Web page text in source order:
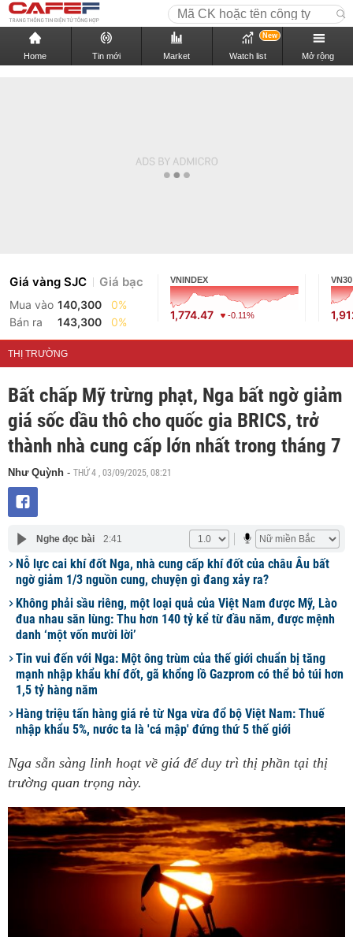
Home Tin mới Market Watch list
New
Mở rộng
Giá vàng SJC Giá bạc
Mua vào 140,300
0%
Bán ra
143,300 0%
VNINDEX
1,774.47 -0.11%
VN30
THỊ TRƯỜNG
Bất chấp Mỹ trừng phạt, Nga bất ngờ giảm
giá sốc dầu thô cho quốc gia BRICS, trở
thành nhà cung cấp lớn nhất trong tháng 7
Như Quỳnh - THỨ 4 , 03/09/2025, 08:21
Nghe đọc bài 2:41
Nỗ lực cai khí đốt Nga, nhà cung cấp khí đốt của châu Âu bất
ngờ giảm 1/3 nguồn cung, chuyện gì đang xảy ra?
Không phải sầu riêng, một loại quả của Việt Nam được Mỹ, Lào
đua nhau săn lùng: Thu hơn 140 tỷ kể từ đầu năm, được mệnh
danh ‘một vốn mười lời’
Tin vui đến với Nga: Một ông trùm của thế giới chuẩn bị tăng
mạnh nhập khẩu khí đốt, gã khổng lồ Gazprom có thể bỏ túi hơn
1,5 tỷ hàng năm
Hàng triệu tấn hàng giá rẻ từ Nga vừa đổ bộ Việt Nam: Thuế
nhập khẩu 5%, nước ta là 'cá mập' đứng thứ 5 thế giới
Nga sẵn sàng linh hoạt về giá để duy trì thị phần tại thị
trường quan trọng này.